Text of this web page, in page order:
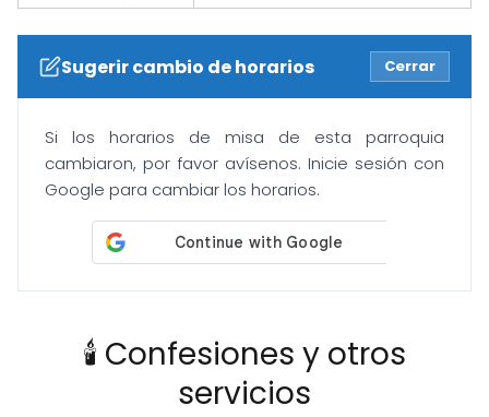
Sugerir cambio de horarios Cerrar
Si los horarios de misa de esta parroquia
cambiaron, por favor avísenos. Inicie sesión con
Google para cambiar los horarios.
🕯️ Confesiones y otros
servicios